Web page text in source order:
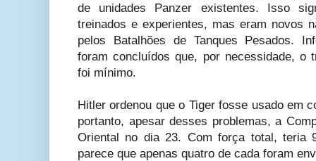
de unidades Panzer existentes. Isso
treinados e experientes, mas eram novos
pelos Batalhões de Tanques Pesados.
foram concluídos que, por necessidade, o
foi mínimo.
Hitler ordenou que o Tiger fosse usado em
portanto, apesar desses problemas, a
Oriental no dia 23. Com força total, teria
parece que apenas quatro de cada foram